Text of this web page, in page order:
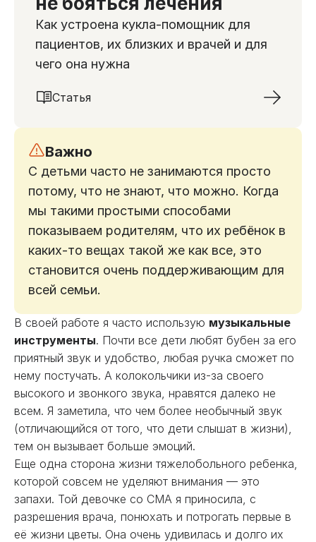
Как устроена кукла-помощник для
пациентов, их близких и врачей и для
чего она нужна
Статья
Важно
С детьми часто не занимаются просто
потому, что не знают, что можно. Когда
мы такими простыми способами
показываем родителям, что их ребёнок в
каких-то вещах такой же как все, это
становится очень поддерживающим для
всей семьи.
В своей работе я часто использую музыкальные
инструменты. Почти все дети любят бубен за его
приятный звук и удобство, любая ручка сможет по
нему постучать. А колокольчики из-за своего
высокого и звонкого звука, нравятся далеко не
всем. Я заметила, что чем более необычный звук
(отличающийся от того, что дети слышат в жизни),
тем он вызывает больше эмоций.
Еще одна сторона жизни тяжелобольного ребенка,
которой совсем не уделяют внимания — это
запахи. Той девочке со СМА я приносила, с
разрешения врача, понюхать и потрогать первые в
её жизни цветы. Она очень удивилась и долго их